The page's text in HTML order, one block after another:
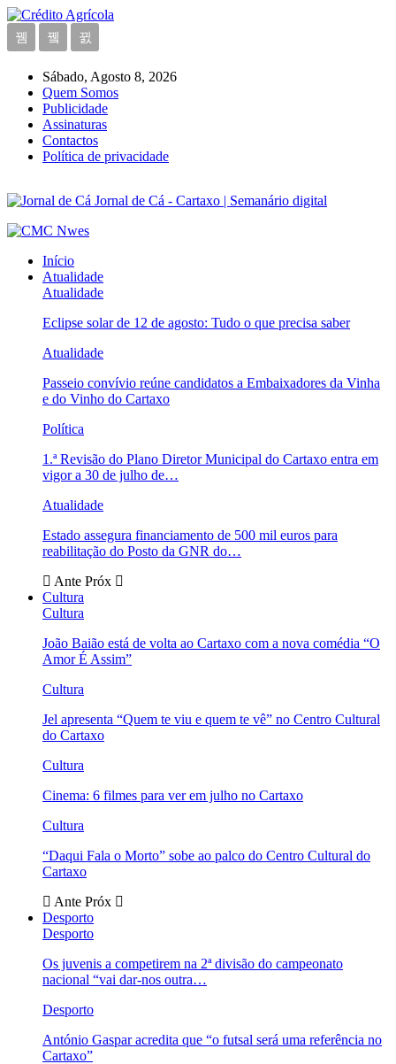
Sábado, Agosto 8, 2026
Quem Somos
Publicidade
Assinaturas
Contactos
Política de privacidade
Jornal de Cá - Cartaxo | Semanário digital
Início
Atualidade
Atualidade
Eclipse solar de 12 de agosto: Tudo o que precisa saber
Atualidade
Passeio convívio reúne candidatos a Embaixadores da Vinha
e do Vinho do Cartaxo
Política
1.ª Revisão do Plano Diretor Municipal do Cartaxo entra em
vigor a 30 de julho de…
Atualidade
Estado assegura financiamento de 500 mil euros para
reabilitação do Posto da GNR do…
Ante Próx
Cultura
Cultura
João Baião está de volta ao Cartaxo com a nova comédia “O
Amor É Assim”
Cultura
Jel apresenta “Quem te viu e quem te vê” no Centro Cultural
do Cartaxo
Cultura
Cinema: 6 filmes para ver em julho no Cartaxo
Cultura
“Daqui Fala o Morto” sobe ao palco do Centro Cultural do
Cartaxo
Ante Próx
Desporto
Desporto
Os juvenis a competirem na 2ª divisão do campeonato
nacional “vai dar-nos outra…
Desporto
António Gaspar acredita que “o futsal será uma referência no
Cartaxo”